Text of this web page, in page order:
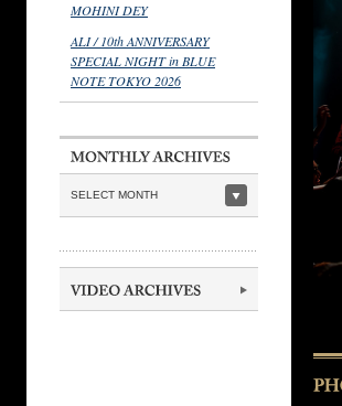
MOHINI DEY
ALI / 10th ANNIVERSARY
SPECIAL NIGHT in BLUE
NOTE TOKYO 2026
SELECT MONTH